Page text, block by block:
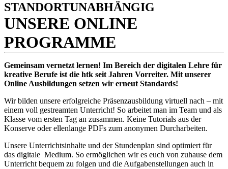
STANDORTUNABHÄNGIG
UNSERE ONLINE
PROGRAMME
Gemeinsam vernetzt lernen! Im Bereich der digitalen Lehre für
kreative Berufe ist die htk seit Jahren Vorreiter. Mit unserer
Online Ausbildungen setzen wir erneut Standards!
Wir bilden unsere erfolgreiche Präsenzausbildung virtuell nach – mit
einem voll gestreamten Unterricht! So arbeitet man im Team und als
Klasse vom ersten Tag an zusammen. Keine Tutorials aus der
Konserve oder ellenlange PDFs zum anonymen Durcharbeiten.
Unsere Unterrichtsinhalte und der Stundenplan sind optimiert für
das digitale Medium. So ermöglichen wir es euch von zuhause dem
Unterricht bequem zu folgen und die Aufgabenstellungen auch in